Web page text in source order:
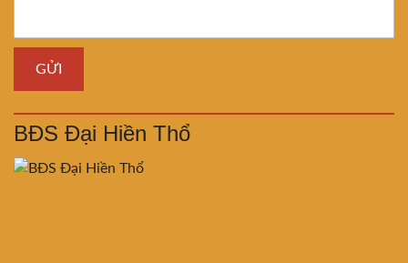
BĐS Đại Hiền Thổ